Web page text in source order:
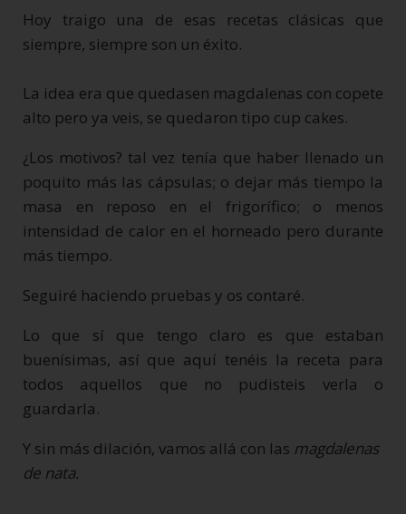
Hoy traigo una de esas recetas clásicas que
siempre, siempre son un éxito.
La idea era que quedasen magdalenas con copete
alto pero ya veis, se quedaron tipo cup cakes.
¿Los motivos? tal vez tenía que haber llenado un
poquito más las cápsulas; o dejar más tiempo la
masa en reposo en el frigorífico; o menos
intensidad de calor en el horneado pero durante
más tiempo.
Seguiré haciendo pruebas y os contaré.
Lo que sí que tengo claro es que estaban
buenísimas, así que aquí tenéis la receta para
todos aquellos que no pudisteis verla o
guardarla.
Y sin más dilación, vamos allá con las magdalenas
de nata.